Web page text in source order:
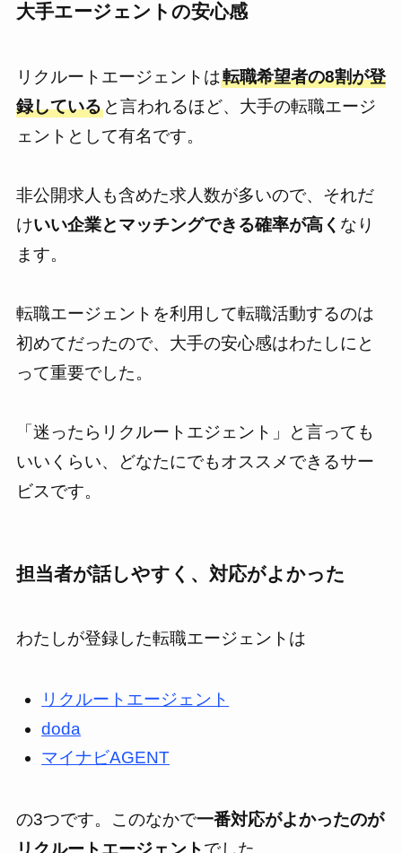
大手エージェントの安心感
リクルートエージェントは転職希望者の8割が登
録していると言われるほど、大手の転職エージ
ェントとして有名です。
非公開求人も含めた求人数が多いので、それだ
けいい企業とマッチングできる確率が高く なり
ます。
転職エージェントを利用して転職活動するのは
初めてだったので、大手の安心感はわたしにと
って重要でした。
「迷ったらリクルートエジェント」と言っても
いいくらい、どなたにでもオススメできるサー
ビスです。
担当者が話しやすく、対応がよかった
わたしが登録した転職エージェントは
リクルートエージェント
doda
マイナビAGENT
の3つです。このなかで一番対応がよかったのが
リクルートエージェントでした。